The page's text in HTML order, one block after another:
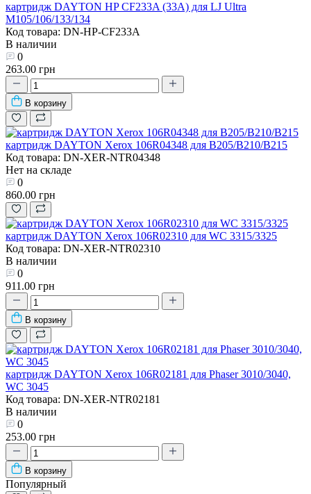
картридж DAYTON HP CF233A (33A) для LJ Ultra
M105/106/133/134
Код товара: DN-HP-CF233A
В наличии
0
263.00 грн
В корзину
картридж DAYTON Xerox 106R04348 для B205/B210/B215
Код товара: DN-XER-NTR04348
Нет на складе
0
860.00 грн
картридж DAYTON Xerox 106R02310 для WC 3315/3325
Код товара: DN-XER-NTR02310
В наличии
0
911.00 грн
В корзину
картридж DAYTON Xerox 106R02181 для Phaser 3010/3040,
WC 3045
Код товара: DN-XER-NTR02181
В наличии
0
253.00 грн
В корзину
Популярный